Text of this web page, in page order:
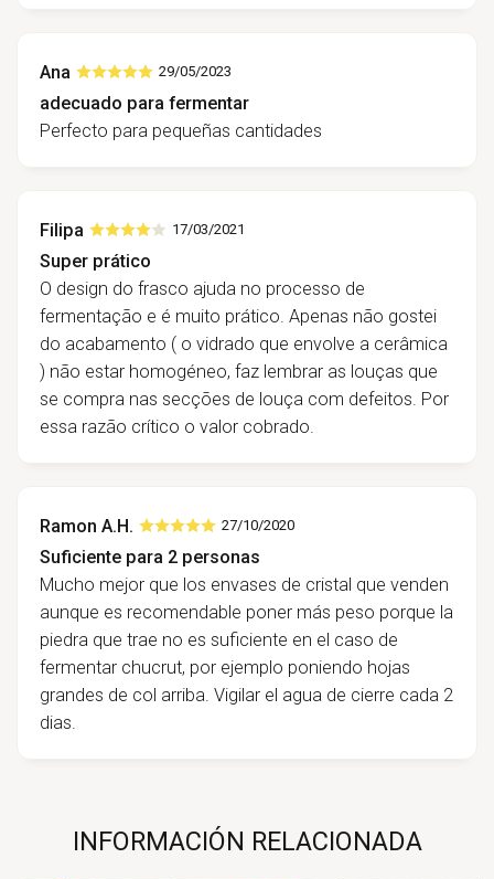
Ana 29/05/2023
adecuado para fermentar
Perfecto para pequeñas cantidades
Filipa 17/03/2021
Super prático
O design do frasco ajuda no processo de
fermentação e é muito prático. Apenas não gostei
do acabamento ( o vidrado que envolve a cerâmica
) não estar homogéneo, faz lembrar as louças que
se compra nas secções de louça com defeitos. Por
essa razão crítico o valor cobrado.
Ramon A.H. 27/10/2020
Suficiente para 2 personas
Mucho mejor que los envases de cristal que venden
aunque es recomendable poner más peso porque la
piedra que trae no es suficiente en el caso de
fermentar chucrut, por ejemplo poniendo hojas
grandes de col arriba. Vigilar el agua de cierre cada 2
dias.
INFORMACIÓN RELACIONADA